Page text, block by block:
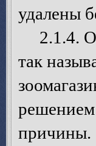
удалены
2.1.4.
так
решением
причины.